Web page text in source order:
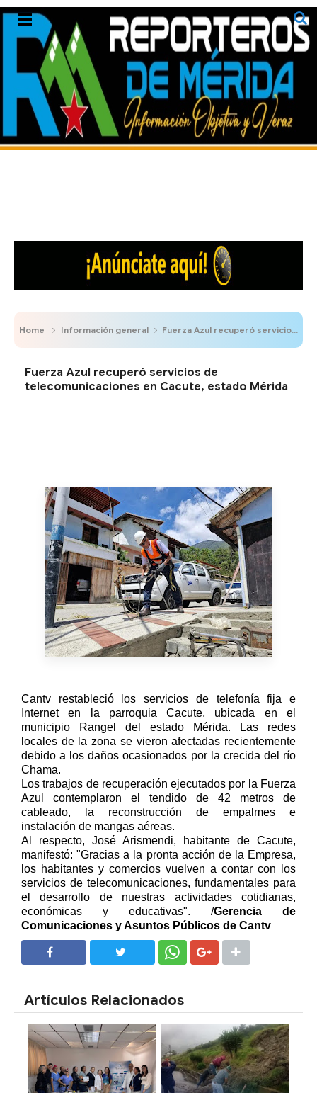
Home Información general Fuerza Azul recuperó servicios de telecomunicaciones en Cacute, estado Mérida
Fuerza Azul recuperó servicios de
telecomunicaciones en Cacute, estado Mérida
Cantv restableció los servicios de telefonía fija e
Internet en la parroquia Cacute, ubicada en el
municipio Rangel del estado Mérida. Las redes
locales de la zona se vieron afectadas recientemente
debido a los daños ocasionados por la crecida del río
Chama.
Los trabajos de recuperación ejecutados por la Fuerza
Azul contemplaron el tendido de 42 metros de
cableado, la reconstrucción de empalmes e
instalación de mangas aéreas.
Al respecto, José Arismendi, habitante de Cacute,
manifestó: "Gracias a la pronta acción de la Empresa,
los habitantes y comercios vuelven a contar con los
servicios de telecomunicaciones, fundamentales para
el desarrollo de nuestras actividades cotidianas,
económicas y educativas". /Gerencia de
Comunicaciones y Asuntos Públicos de Cantv
Artículos Relacionados